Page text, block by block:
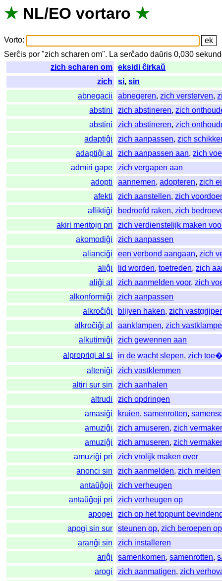
★ NL/EO vortaro ★
Vorto:
Serĉis por "zich scharen om". La serĉado daŭris 0,030
zich scharen om
eksidi ĉirkaŭ
zich
si,sin
abnegacii
abnegeren,zich versterven,
abstini
zich abstineren,zich
abstini
zich abstineren,zich
adaptiĝi
zich aanpassen,zich
adaptiĝi al
zich aanpassen aan,zich
admiri gape
zich vergapen aan
adopti
aannemen,adopteren,zich
afekti
zich aanstellen,zich
afliktiĝi
bedroefd raken,zich
akiri meritojn pri
zich verdienstelijk maken
akomodiĝi
zich aanpassen
alianciĝi
een verbond aangaan,zich
aliĝi
lid worden,toetreden,zich
aliĝi al
zich aanmelden voor,zich
alkonformiĝi
zich aanpassen
alkroĉiĝi
blijven haken,zich
alkroĉiĝi al
aanklampen,zich
alkutimiĝi
zich gewennen aan
alproprigi al si
in de wacht slepen,zich
alteniĝi
zich vastklemmen
altiri sur sin
zich aanhalen
altrudi
zich opdringen
amasiĝi
kruien,samenrotten,
amuziĝi
zich amuseren,zich
amuziĝi
zich amuseren,zich
amuziĝi pri
zich vrolijk maken over
anonci sin
zich aanmelden,zich melden
antaŭĝoji
zich verheugen
antaŭĝoji pri
zich verheugen op
apogei
zich op het toppunt
apogi sin sur
steunen op,zich beroepen op
aranĝi sin
zich installeren
ariĝi
samenkomen,samenrotten,
arogi
zich aanmatigen,zich